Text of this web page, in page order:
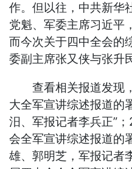
作。但以往，中共新华
党魁、军委主席习近平
而今次关于四中全会的
委副主席张又侠与张升
查看相关报道发现
大全军宣讲综述报道的
汨、军报记者李兵正”
会全军宣讲综述报道的
雄、郭明芝，军报记者